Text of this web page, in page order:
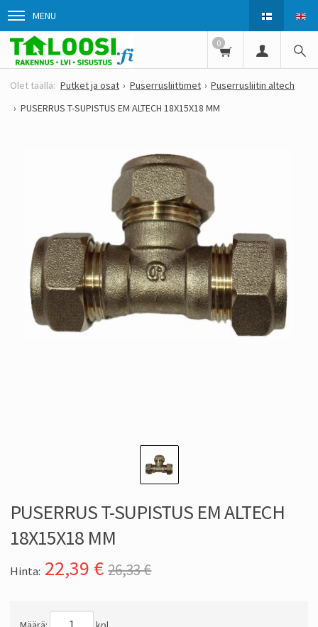
MENU
0
Putket ja osat Puserrusliittimet
Puserrusliitin altech
PUSERRUS T-SUPISTUS EM ALTECH 18X15X18 MM
PUSERRUS T-SUPISTUS EM ALTECH
18X15X18 MM
Hinta: 22,39 € 26,33 €